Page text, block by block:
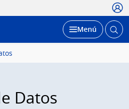
Desplegar
Menú Abrir
Datos